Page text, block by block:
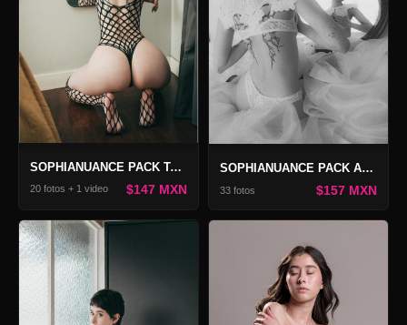
SOPHIANUANCE PACK TANGERINE 3
20 fotos + 1 video $147 MXN
SOPHIANUANCE PACK ANATOMÍA DEL GRIS
33 fotos $157 MXN